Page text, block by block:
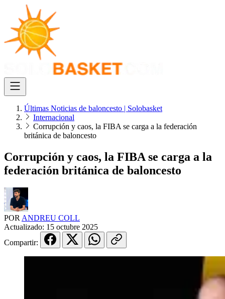
Últimas Noticias de baloncesto | Solobasket
Internacional
Corrupción y caos, la FIBA se carga a la federación
británica de baloncesto
Corrupción y caos, la FIBA se carga a la
federación británica de baloncesto
POR ANDREU COLL
Actualizado: 15 octubre 2025
Compartir: